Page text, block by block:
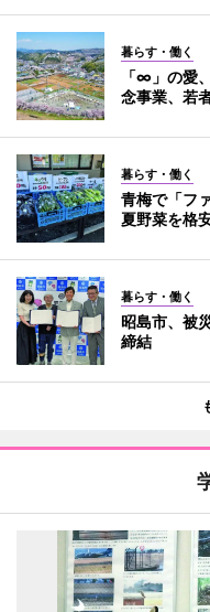
暮らす・働く
「∞」の愛
念事業、若
暮らす・働く
青梅で「フ
夏野菜を格
暮らす・働く
昭島市、被
締結